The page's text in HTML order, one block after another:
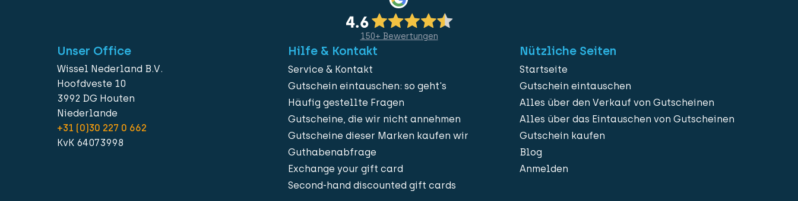
150+ Bewertungen
Unser Office
Wissel Nederland B.V.
Hoofdveste 10
3992 DG Houten
Niederlande
+31 (0)30 227 0 662
KvK 64073998
Hilfe & Kontakt
Service & Kontakt
Gutschein eintauschen: so geht's
Häufig gestellte Fragen
Gutscheine, die wir nicht annehmen
Gutscheine dieser Marken kaufen wir
Guthabenabfrage
Exchange your gift card
Second-hand discounted gift cards
Nützliche Seiten
Startseite
Gutschein eintauschen
Alles über den Verkauf von Gutscheinen
Alles über das Eintauschen von Gutscheinen
Gutschein kaufen
Blog
Anmelden